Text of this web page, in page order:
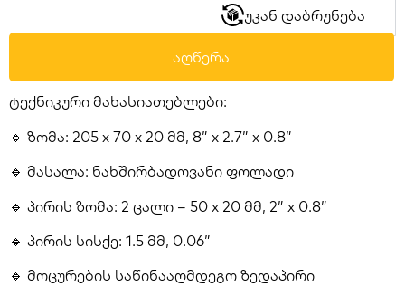
უკან დაბრუნება
აღწერა
ტექნიკური მახასიათებლები:
🔹 ზომა: 205 x 70 x 20 მმ, 8” x 2.7” x 0.8”
🔹 მასალა: ნახშირბადოვანი ფოლადი
🔹 პირის ზომა: 2 ცალი – 50 x 20 მმ, 2” x 0.8”
🔹 პირის სისქე: 1.5 მმ, 0.06”
🔹 მოცურების საწინააღმდეგო ზედაპირი